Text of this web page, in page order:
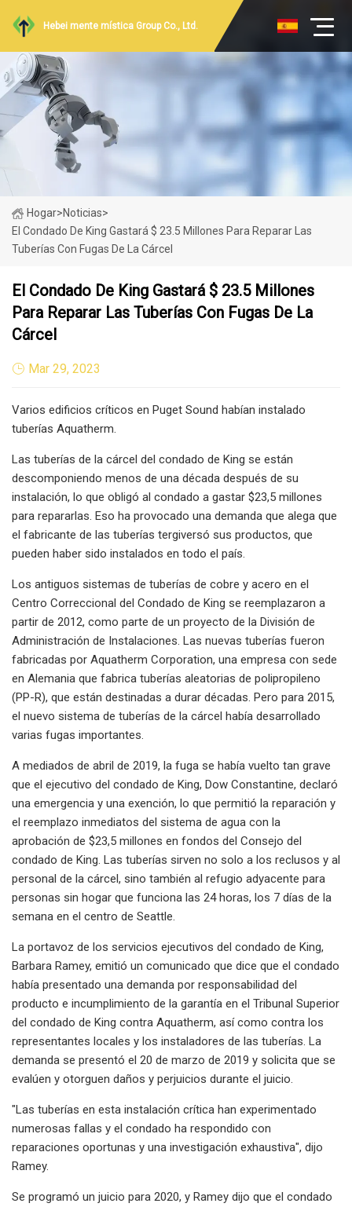
Hebei mente mística Group Co., Ltd.
Hogar>Noticias>
El Condado De King Gastará $ 23.5 Millones Para Reparar Las
Tuberías Con Fugas De La Cárcel
El Condado De King Gastará $ 23.5 Millones
Para Reparar Las Tuberías Con Fugas De La
Cárcel
Mar 29, 2023
Varios edificios críticos en Puget Sound habían instalado
tuberías Aquatherm.
Las tuberías de la cárcel del condado de King se están
descomponiendo menos de una década después de su
instalación, lo que obligó al condado a gastar $23,5 millones
para repararlas. Eso ha provocado una demanda que alega que
el fabricante de las tuberías tergiversó sus productos, que
pueden haber sido instalados en todo el país.
Los antiguos sistemas de tuberías de cobre y acero en el
Centro Correccional del Condado de King se reemplazaron a
partir de 2012, como parte de un proyecto de la División de
Administración de Instalaciones. Las nuevas tuberías fueron
fabricadas por Aquatherm Corporation, una empresa con sede
en Alemania que fabrica tuberías aleatorias de polipropileno
(PP-R), que están destinadas a durar décadas. Pero para 2015,
el nuevo sistema de tuberías de la cárcel había desarrollado
varias fugas importantes.
A mediados de abril de 2019, la fuga se había vuelto tan grave
que el ejecutivo del condado de King, Dow Constantine, declaró
una emergencia y una exención, lo que permitió la reparación y
el reemplazo inmediatos del sistema de agua con la
aprobación de $23,5 millones en fondos del Consejo del
condado de King. Las tuberías sirven no solo a los reclusos y al
personal de la cárcel, sino también al refugio adyacente para
personas sin hogar que funciona las 24 horas, los 7 días de la
semana en el centro de Seattle.
La portavoz de los servicios ejecutivos del condado de King,
Barbara Ramey, emitió un comunicado que dice que el condado
había presentado una demanda por responsabilidad del
producto e incumplimiento de la garantía en el Tribunal Superior
del condado de King contra Aquatherm, así como contra los
representantes locales y los instaladores de las tuberías. La
demanda se presentó el 20 de marzo de 2019 y solicita que se
evalúen y otorguen daños y perjuicios durante el juicio.
"Las tuberías en esta instalación crítica han experimentado
numerosas fallas y el condado ha respondido con
reparaciones oportunas y una investigación exhaustiva", dijo
Ramey.
Se programó un juicio para 2020, y Ramey dijo que el condado